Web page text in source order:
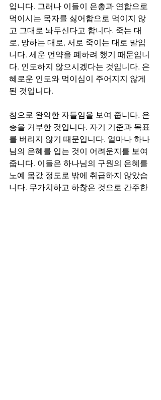
입니다. 그러나 이들이 은총과 연합으로
먹이시는 목자를 싫어함으로 먹이지 않
고 그대로 놔두신다고 합니다. 죽는 대
로, 망하는 대로, 서로 죽이는 대로 말입
니다. 세운 언약을 폐하려 했기 때문입니
다. 인도하지 않으시겠다는 것입니다. 은
혜로운 인도와 먹이심이 주어지지 않게
된 것입니다.
참으로 완악한 자들임을 보여 줍니다. 은
총을 거부한 것입니다. 자기 기준과 목표
를 버리지 않기 때문입니다. 얼마나 하나
님의 은혜를 입는 것이 어려운지를 보여
줍니다. 이들은 하나님의 구원의 은혜를
노예 몸값 정도로 밖에 취급하지 않았습
니다. 무가치하고 하찮은 것으로 간주한